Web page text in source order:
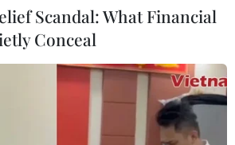
Scandal: What Financial
Conceal